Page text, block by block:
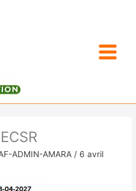
ADMIN-AMARA / 6 avril